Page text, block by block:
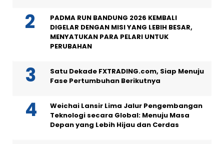
PADMA RUN BANDUNG 2026 KEMBALI
DIGELAR DENGAN MISI YANG LEBIH BESAR,
MENYATUKAN PARA PELARI UNTUK
PERUBAHAN
Satu Dekade FXTRADING.com, Siap Menuju
Fase Pertumbuhan Berikutnya
Weichai Lansir Lima Jalur Pengembangan
Teknologi secara Global: Menuju Masa
Depan yang Lebih Hijau dan Cerdas